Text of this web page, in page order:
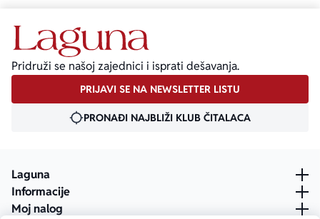
Pridruži se našoj zajednici i isprati dešavanja.
PRIJAVI SE NA NEWSLETTER LISTU
PRONAĐI NAJBLIŽI KLUB ČITALACA
Laguna
Informacije
Moj nalog